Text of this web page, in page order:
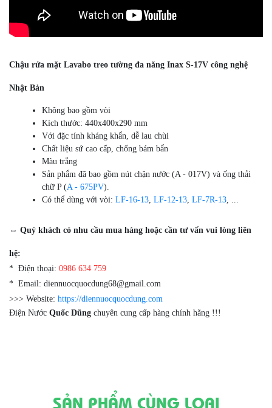
Chậu rửa mặt Lavabo treo tường đa năng Inax S-17V công nghệ
Nhật Bản
Không bao gồm vòi
Kích thước: 440x400x290 mm
Với đặc tính kháng khẩn, dễ lau chùi
Chất liệu sứ cao cấp, chống bám bẩn
Màu trắng​
Sản phẩm đã bao gồm nút chặn nước (A - 017V) và ống thải
chữ P (A - 675PV).
Có thể dùng với vòi: LF-16-13, LF-12-13, LF-7R-13, ...
⇔ Quý khách có nhu cầu mua hàng hoặc cần tư vấn vui lòng liên
hệ:
* Điện thoại: 0986 634 759
* Email: diennuocquocdung68@gmail.com
>>> Website: https://diennuocquocdung.com
Điện Nước Quốc Dũng chuyên cung cấp hàng chính hãng !!!
SẢN PHẨM CÙNG LOẠI